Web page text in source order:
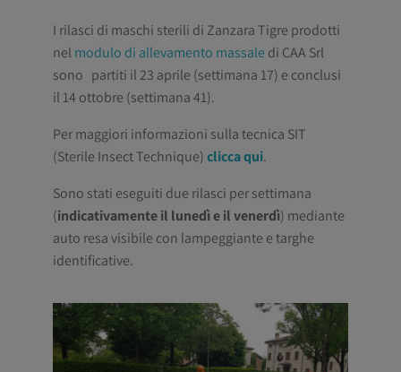
I rilasci di maschi sterili di Zanzara Tigre prodotti
nel modulo di allevamento massaledi CAA Srl
sono partiti il 23 aprile (settimana 17) e conclusi
il 14 ottobre (settimana 41).
Per maggiori informazioni sulla tecnica SIT
(Sterile Insect Technique)clicca qui.
Sono stati eseguiti due rilasci per settimana
(indicativamente il lunedì e il venerdì) mediante
auto resa visibile con lampeggiante e targhe
identificative.